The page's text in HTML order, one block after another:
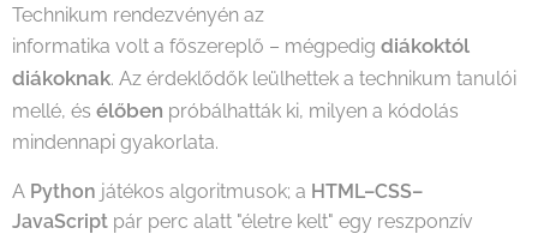
Technikum rendezvényén az
informatika volt a főszereplő – mégpedig diákoktól
diákoknak. Az érdeklődők leülhettek a technikum tanulói
mellé, és élőben próbálhatták ki, milyen a kódolás
mindennapi gyakorlata.
A Python játékos algoritmusok; a HTML–CSS–
JavaScript pár perc alatt "életre kelt" egy reszponzív